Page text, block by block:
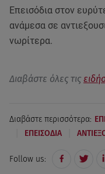
Επεισόδια στον
ανάμεσα σε
νωρίτερα.
Διαβάστε όλες τις
Διαβάστε περισσότερα:
ΕΠΕΙΣΟΔΙΑ
Follow us: